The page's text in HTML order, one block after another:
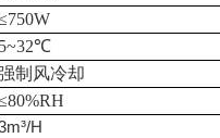
750W
5~32℃
制风冷却
80%RH
H